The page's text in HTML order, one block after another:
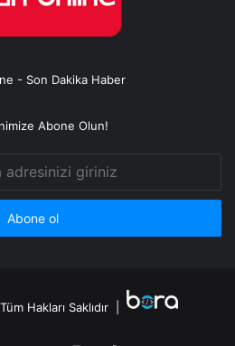
- Son Dakika Haber
Abone Olun!
Hakları Saklıdır |